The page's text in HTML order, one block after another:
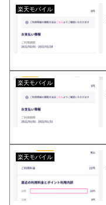
楽天モバイル
楽天モバイル
楽天モバイル